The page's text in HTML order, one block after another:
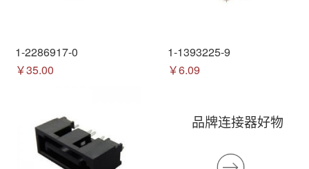
1-2286917-0
￥35.00
1-1393225-9
￥6.09
品牌连接器好物